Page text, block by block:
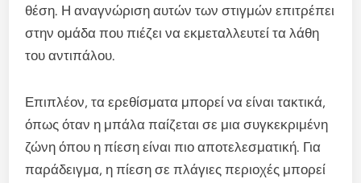
θέση. Η αναγνώριση αυτών των στιγμών επιτρέπει
στην ομάδα που πιέζει να εκμεταλλευτεί τα λάθη
του αντιπάλου.
Επιπλέον, τα ερεθίσματα μπορεί να είναι τακτικά,
όπως όταν η μπάλα παίζεται σε μια συγκεκριμένη
ζώνη όπου η πίεση είναι πιο αποτελεσματική. Για
παράδειγμα, η πίεση σε πλάγιες περιοχές μπορεί